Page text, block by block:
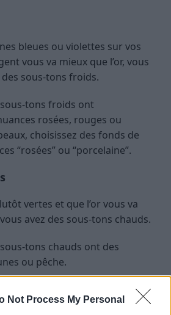
Not Process My Personal
bleues ou violettes sur vos
vous va mieux que l’or, vous
sous-tons froids.
tons froids ont
rosées, rouges ou
choisissez des fonds de
“rosées” ou “porcelaine”.
vertes et que l’or vous va
avez des sous-tons chauds.
tons chauds ont des
ou pêche.